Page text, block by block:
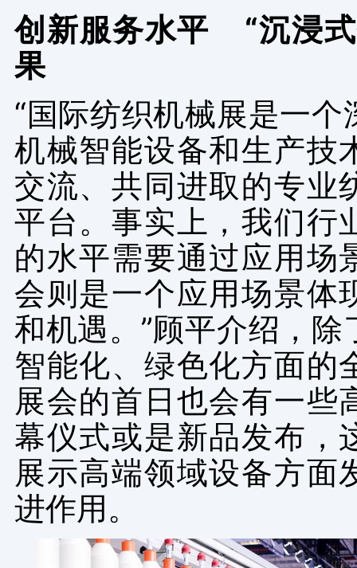
创新服务水平
“沉浸
果
“国际纺织机械展是一个
机械智能设备和生产技
交流、共同进取的专业
平台。事实上，我们行
的水平需要通过应用场
会则是一个应用场景体
和机遇。”顾平介绍，除
智能化、绿色化方面的
展会的首日也会有一些
幕仪式或是新品发布，
展示高端领域设备方面
进作用。